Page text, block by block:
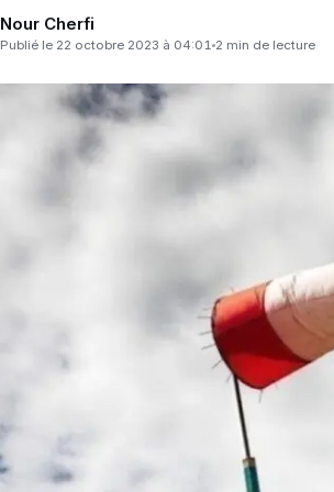
Nour Cherfi
Publié le 22 octobre 2023 à 04:01 2 min de lecture